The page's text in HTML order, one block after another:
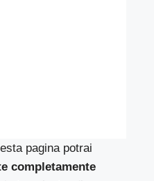
pagina potrai
completamente